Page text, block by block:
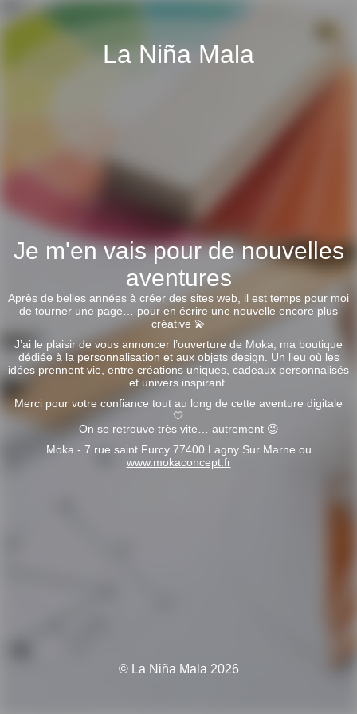
La Niña Mala
Je m'en vais pour de nouvelles
aventures
Après de belles années à créer des sites web, il est temps pour moi
de tourner une page… pour en écrire une nouvelle encore plus
créative 💫
J’ai le plaisir de vous annoncer l’ouverture de Moka, ma boutique
dédiée à la personnalisation et aux objets design. Un lieu où les
idées prennent vie, entre créations uniques, cadeaux personnalisés
et univers inspirant.
Merci pour votre confiance tout au long de cette aventure digitale
🤍
On se retrouve très vite… autrement 😉
Moka - 7 rue saint Furcy 77400 Lagny Sur Marne ou
www.mokaconcept.fr
© La Niña Mala 2026